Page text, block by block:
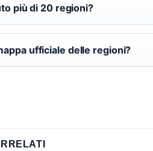
più di 20 regioni?
ufficiale delle regioni?